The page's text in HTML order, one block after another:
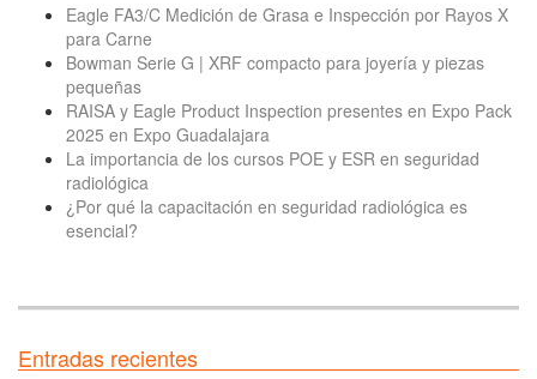
Eagle FA3/C Medición de Grasa e Inspección por Rayos X
para Carne
Bowman Serie G | XRF compacto para joyería y piezas
pequeñas
RAISA y Eagle Product Inspection presentes en Expo Pack
2025 en Expo Guadalajara
La importancia de los cursos POE y ESR en seguridad
radiológica
¿Por qué la capacitación en seguridad radiológica es
esencial?
Entradas recientes